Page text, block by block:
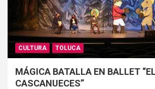
CULTURA TOLUCA
MÁGICA BATALLA EN BALLET “EL
CASCANUECES”